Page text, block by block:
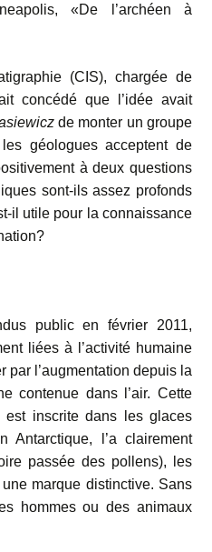
«De l’archéen à
(CIS), chargée de
concédé que l’idée avait
de monter un groupe
géologues acceptent de
à deux questions
sont-ils assez profonds
il utile pour la connaissance
public en février 2011,
liées à l’activité humaine
par l’augmentation depuis la
contenue dans l’air. Cette
est inscrite dans les glaces
l’a clairement
passée des pollens), les
marque distinctive. Sans
hommes ou des animaux